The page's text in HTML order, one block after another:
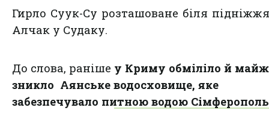
Гирло Суук-Су розташоване біля
Алчак у Судаку.
До слова, раніше у Криму обміліло й
зникло Аянське водосховище, яке
забезпечувало питною водою